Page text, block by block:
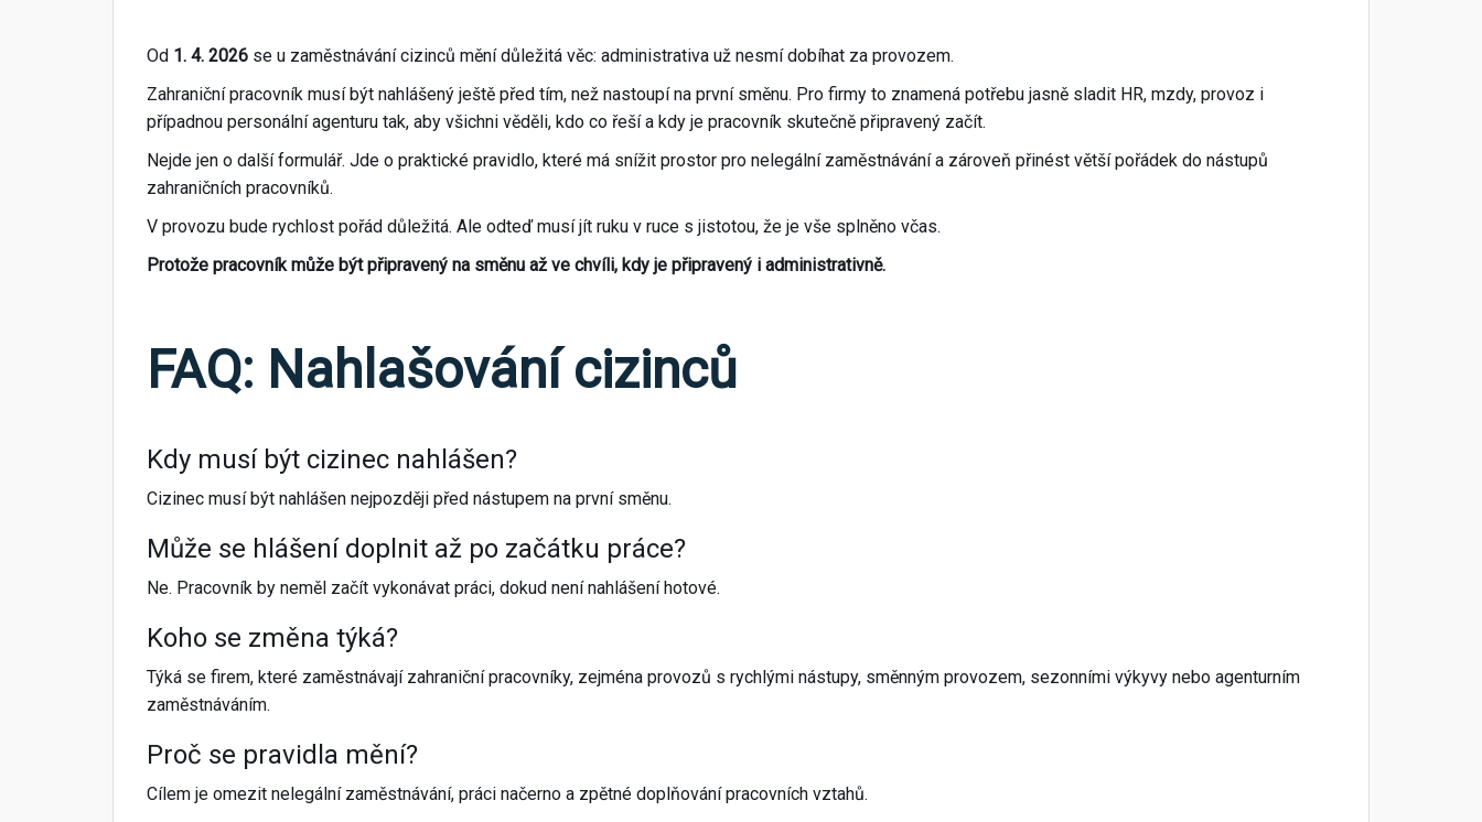
Od 1. 4. 2026 se u zaměstnávání cizinců mění důležitá věc: administrativa už nesmí dobíhat za provozem.
Zahraniční pracovník musí být nahlášený ještě před tím, než nastoupí na první směnu. Pro firmy to znamená potřebu jasně sladit HR, mzdy, provoz i
případnou personální agenturu tak, aby všichni věděli, kdo co řeší a kdy je pracovník skutečně připravený začít.
Nejde jen o další formulář. Jde o praktické pravidlo, které má snížit prostor pro nelegální zaměstnávání a zároveň přinést větší pořádek do nástupů
zahraničních pracovníků.
V provozu bude rychlost pořád důležitá. Ale odteď musí jít ruku v ruce s jistotou, že je vše splněno včas.
Protože pracovník může být připravený na směnu až ve chvíli, kdy je připravený i administrativně.
FAQ: Nahlašování cizinců
Kdy musí být cizinec nahlášen?
Cizinec musí být nahlášen nejpozději před nástupem na první směnu.
Může se hlášení doplnit až po začátku práce?
Ne. Pracovník by neměl začít vykonávat práci, dokud není nahlášení hotové.
Koho se změna týká?
Týká se firem, které zaměstnávají zahraniční pracovníky, zejména provozů s rychlými nástupy, směnným provozem, sezonními výkyvy nebo agenturním
zaměstnáváním.
Proč se pravidla mění?
Cílem je omezit nelegální zaměstnávání, práci načerno a zpětné doplňování pracovních vztahů.